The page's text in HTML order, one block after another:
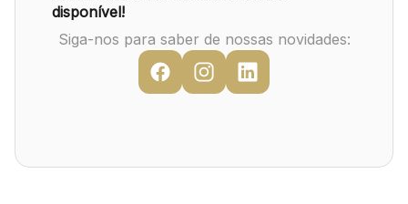
disponível!
Siga-nos para saber de nossas novidades: